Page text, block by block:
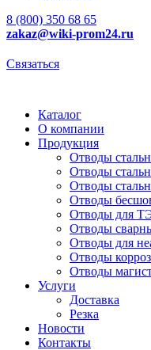
8 (800) 350 68 65
zakaz@wiki-prom24.ru
Связаться
Каталог
О компании
Продукция
Отводы
Отводы
Отводы
Отводы
Отводы для
Отводы
Отводы для
Отводы
Отводы
Услуги
Доставка
Резка
Новости
Контакты